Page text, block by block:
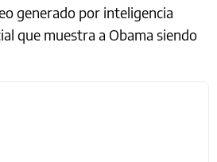
generado por inteligencia
que muestra a Obama siendo